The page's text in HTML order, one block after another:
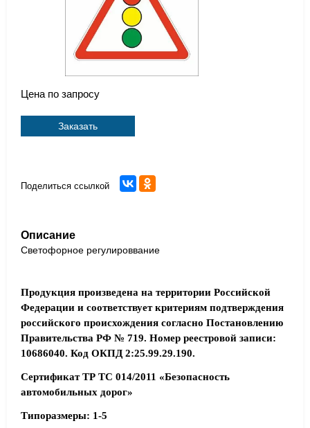
Цена по запросу
Заказать
Поделиться ссылкой
Описание
Светофорное регулироввание
Продукция произведена на территории Российской
Федерации и соответствует критериям подтверждения
российского происхождения согласно Постановлению
Правительства РФ № 719. Номер реестровой записи:
10686040. Код ОКПД 2:25.99.29.190.
Сертификат ТР ТС 014/2011 «Безопасность
автомобильных дорог»
Типоразмеры: 1-5